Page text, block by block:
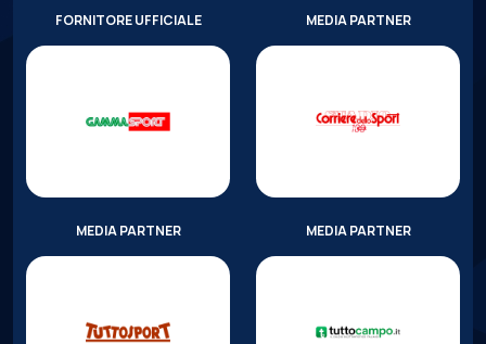
FORNITORE UFFICIALE MEDIA PARTNER
MEDIA PARTNER MEDIA PARTNER